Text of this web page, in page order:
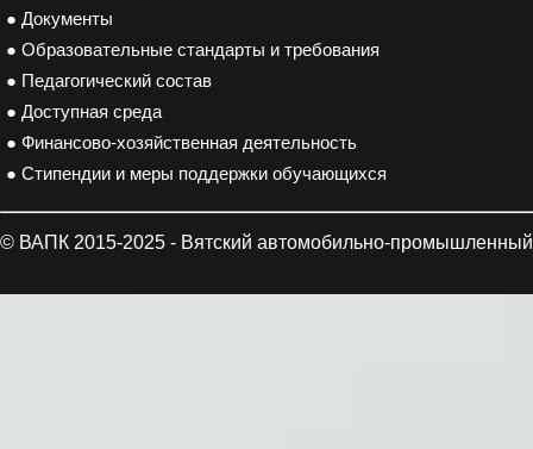
● Документы
● Образовательные стандарты и требования
● Педагогический состав
● Доступная среда
● Финансово-хозяйственная деятельность
● Стипендии и меры поддержки обучающихся
© ВАПК 2015-2025 - Вятский автомобильно-